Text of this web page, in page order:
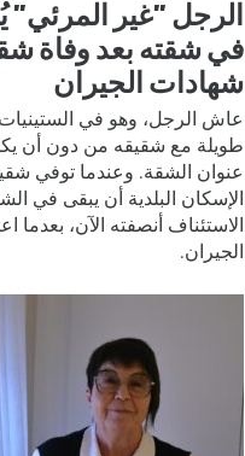
الرجل ”غير المرئي”
في شقته بعد وفاة
شهادات الجيران
عاش الرجل، وهو في
طويلة مع شقيقه من دون أن
عنوان الشقة. وعندما توفي
الإسكان البلدية أن يبقى في
الاستئناف أنصفته الآن،
الجيران.